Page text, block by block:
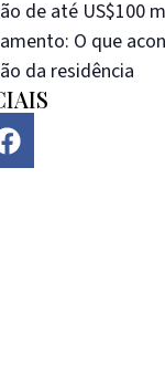
de até US$100
O que
da residência